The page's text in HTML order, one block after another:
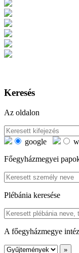
Keresés
Az oldalon
google
Főegyházmegyei
Plébánia keresése
A főegyházmegye